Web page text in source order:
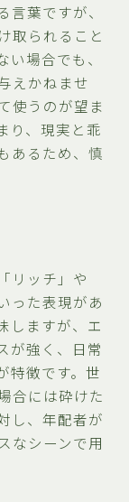
言葉ですが、
取られること
場合でも、
えかねませ
使うのが望ま
り、現実と乖
あるため、慎
リッチ」や
った表現があ
しますが、エ
が強く、日常
特徴です。世
合には砕けた
し、年配者が
なシーンで用